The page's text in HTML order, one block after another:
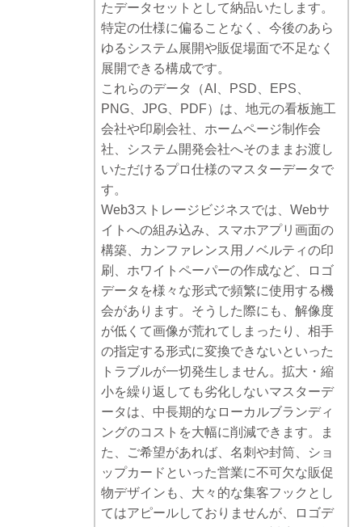
たデータセットとして納品いたします。
特定の仕様に偏ることなく、今後のあら
ゆるシステム展開や販促場面で不足なく
展開できる構成です。
これらのデータ（AI、PSD、EPS、
PNG、JPG、PDF）は、地元の看板施工
会社や印刷会社、ホームページ制作会
社、システム開発会社へそのままお渡し
いただけるプロ仕様のマスターデータで
す。
Web3ストレージビジネスでは、Webサ
イトへの組み込み、スマホアプリ画面の
構築、カンファレンス用ノベルティの印
刷、ホワイトペーパーの作成など、ロゴ
データを様々な形式で頻繁に使用する機
会があります。そうした際にも、解像度
が低くて画像が荒れてしまったり、相手
の指定する形式に変換できないといった
トラブルが一切発生しません。拡大・縮
小を繰り返しても劣化しないマスターデ
ータは、中長期的なローカルブランディ
ングのコストを大幅に削減できます。ま
た、ご希望があれば、名刺や封筒、ショ
ップカードといった営業に不可欠な販促
物デザインも、大々的な集客フックとし
てはアピールしておりませんが、ロゴデ